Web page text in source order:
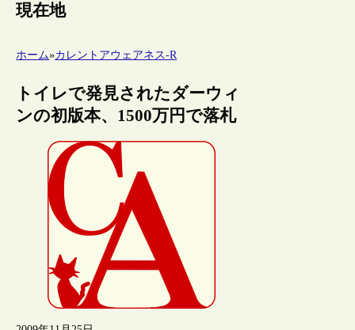
現在地
ホーム»カレントアウェアネス-R
トイレで発見されたダーウィ
ンの初版本、1500万円で落札